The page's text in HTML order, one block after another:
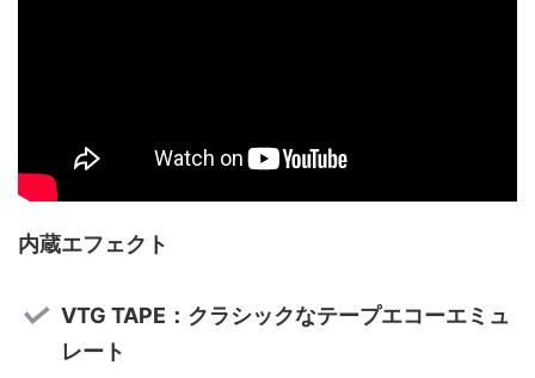
内蔵エフェクト
VTG TAPE：クラシックなテープエコーエミュ
レート